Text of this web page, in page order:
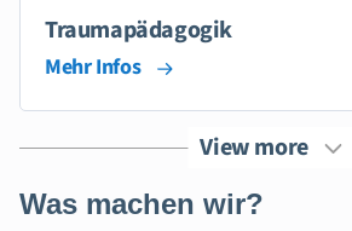
Traumapädagogik
Mehr Infos
View more
Was machen wir?